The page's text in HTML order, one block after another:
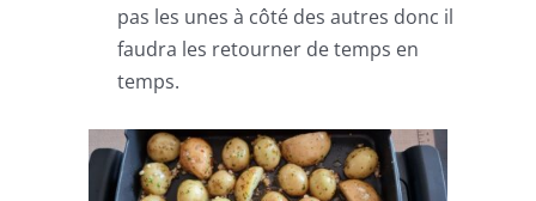
pas les unes à côté des autres donc il
faudra les retourner de temps en
temps.